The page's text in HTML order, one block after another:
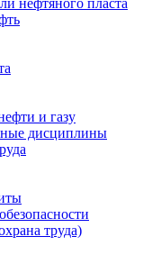
нефтяного пласта
и газу
дисциплины
труда)